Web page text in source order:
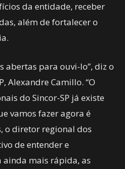
da entidade, receber
além de fortalecer o
abertas para ouvi-lo”, diz o
Alexandre Camillo. “O
do Sincor-SP já existe
vamos fazer agora é
o diretor regional dos
de entender e
mais rápida, as